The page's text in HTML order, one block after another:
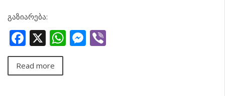
გაზიარება:
Facebook
X WhatsApp
Messenger
Read more